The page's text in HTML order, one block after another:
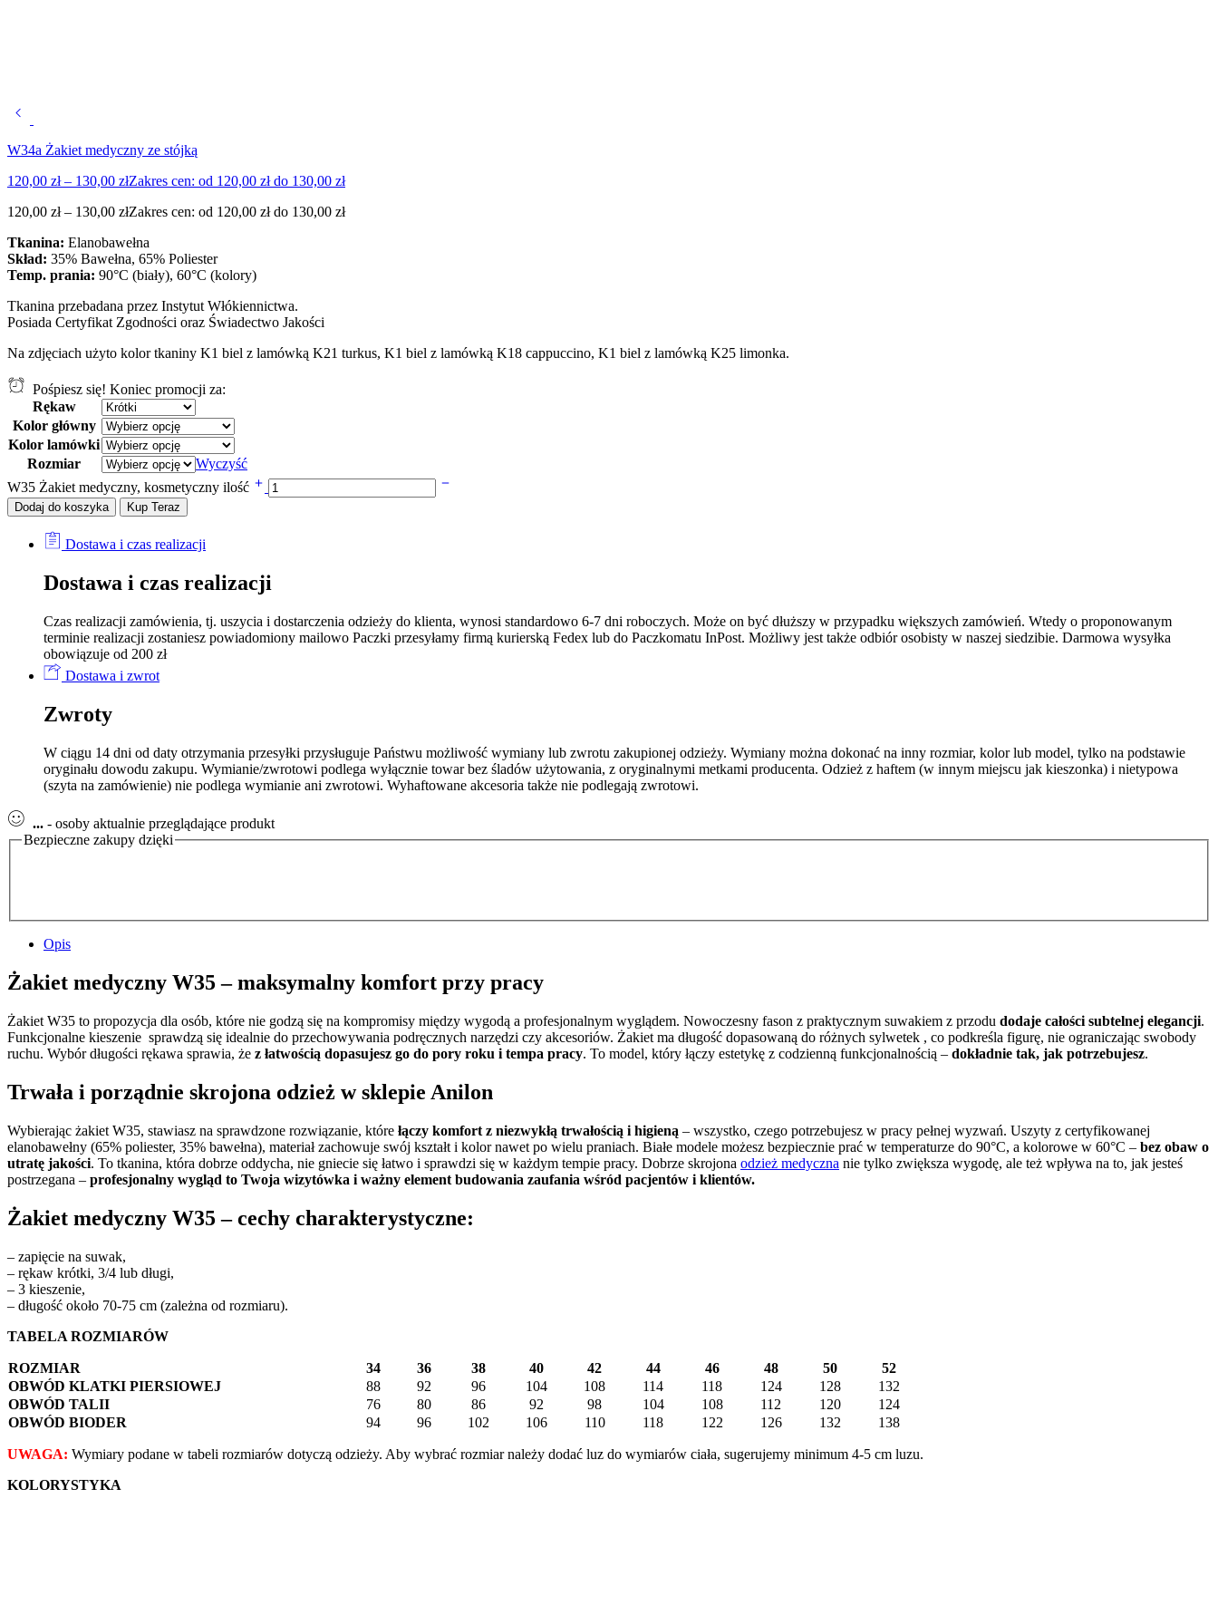
W34a Żakiet medyczny ze stójką
120,00 zł – 130,00 złZakres cen: od 120,00 zł do 130,00 zł
120,00 zł – 130,00 złZakres cen: od 120,00 zł do 130,00 zł
Tkanina: Elanobawełna
Skład: 35% Bawełna, 65% Poliester
Temp. prania: 90°C (biały), 60°C (kolory)
Tkanina przebadana przez Instytut Włókiennictwa.
Posiada Certyfikat Zgodności oraz Świadectwo Jakości
Na zdjęciach użyto kolor tkaniny K1 biel z lamówką K21 turkus, K1 biel z lamówką K18 cappuccino, K1 biel z lamówką K25 limonka.
Pośpiesz się! Koniec promocji za:
Rękaw
Kolor główny
Kolor lamówki
Rozmiar
Wyczyść
W35 Żakiet medyczny, kosmetyczny ilość
Dodaj do koszyka Kup Teraz
Dostawa i czas realizacji
Dostawa i czas realizacji
Czas realizacji zamówienia, tj. uszycia i dostarczenia odzieży do klienta, wynosi standardowo 6-7 dni roboczych. Może on być dłuższy w przypadku większych zamówień. Wtedy o proponowanym
terminie realizacji zostaniesz powiadomiony mailowo Paczki przesyłamy firmą kurierską Fedex lub do Paczkomatu InPost. Możliwy jest także odbiór osobisty w naszej siedzibie. Darmowa wysyłka
obowiązuje od 200 zł
Dostawa i zwrot
Zwroty
W ciągu 14 dni od daty otrzymania przesyłki przysługuje Państwu możliwość wymiany lub zwrotu zakupionej odzieży. Wymiany można dokonać na inny rozmiar, kolor lub model, tylko na podstawie
oryginału dowodu zakupu. Wymianie/zwrotowi podlega wyłącznie towar bez śladów użytowania, z oryginalnymi metkami producenta. Odzież z haftem (w innym miejscu jak kieszonka) i nietypowa
(szyta na zamówienie) nie podlega wymianie ani zwrotowi. Wyhaftowane akcesoria także nie podlegają zwrotowi.
... - osoby aktualnie przeglądające produkt
Bezpieczne zakupy dzięki
Opis
Żakiet medyczny W35 – maksymalny komfort przy pracy
Żakiet W35 to propozycja dla osób, które nie godzą się na kompromisy między wygodą a profesjonalnym wyglądem. Nowoczesny fason z praktycznym suwakiem z przodu dodaje całości subtelnej elegancji.
Funkcjonalne kieszenie sprawdzą się idealnie do przechowywania podręcznych narzędzi czy akcesoriów. Żakiet ma długość dopasowaną do różnych sylwetek , co podkreśla figurę, nie ograniczając swobody
ruchu. Wybór długości rękawa sprawia, że z łatwością dopasujesz go do pory roku i tempa pracy. To model, który łączy estetykę z codzienną funkcjonalnością – dokładnie tak, jak potrzebujesz.
Trwała i porządnie skrojona odzież w sklepie Anilon
Wybierając żakiet W35, stawiasz na sprawdzone rozwiązanie, które łączy komfort z niezwykłą trwałością i higieną – wszystko, czego potrzebujesz w pracy pełnej wyzwań. Uszyty z certyfikowanej
elanobawełny (65% poliester, 35% bawełna), materiał zachowuje swój kształt i kolor nawet po wielu praniach. Białe modele możesz bezpiecznie prać w temperaturze do 90°C, a kolorowe w 60°C – bez obaw o
utratę jakości. To tkanina, która dobrze oddycha, nie gniecie się łatwo i sprawdzi się w każdym tempie pracy. Dobrze skrojona odzież medyczna nie tylko zwiększa wygodę, ale też wpływa na to, jak jesteś
postrzegana – profesjonalny wygląd to Twoja wizytówka i ważny element budowania zaufania wśród pacjentów i klientów.
Żakiet medyczny W35 – cechy charakterystyczne:
– zapięcie na suwak,
– rękaw krótki, 3/4 lub długi,
– 3 kieszenie,
– długość około 70-75 cm (zależna od rozmiaru).
TABELA ROZMIARÓW
ROZMIAR 34 36 38 40 42 44 46 48 50
52
OBWÓD KLATKI PIERSIOWEJ
88 92 96 104 108 114 118 124 128
132
OBWÓD TALII
76 80 86 92 98 104 108 112 120
124
OBWÓD BIODER
94 96 102 106 110 118 122 126 132 138
UWAGA: Wymiary podane w tabeli rozmiarów dotyczą odzieży. Aby wybrać rozmiar należy dodać luz do wymiarów ciała, sugerujemy minimum 4-5 cm luzu.
KOLORYSTYKA